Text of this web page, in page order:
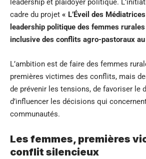
cadre du projet « L’Éveil des
leadership politique des femmes
inclusive des conflits agro-pastoraux au
L’ambition est de faire des femmes
premières victimes des conflits, mais
de prévenir les tensions, de favoriser le
d’influencer les décisions qui
communautés.
Les femmes, premières
conflit silencieux